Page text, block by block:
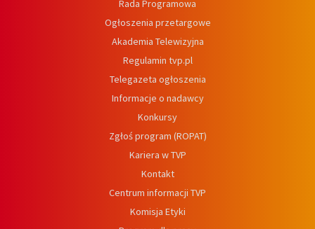
Rada Programowa
Ogłoszenia przetargowe
Akademia Telewizyjna
Regulamin tvp.pl
Telegazeta ogłoszenia
Informacje o nadawcy
Konkursy
Zgłoś program (ROPAT)
Kariera w TVP
Kontakt
Centrum informacji TVP
Komisja Etyki